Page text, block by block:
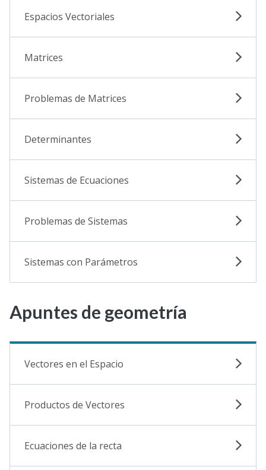
Espacios Vectoriales
Matrices
Problemas de Matrices
Determinantes
Sistemas de Ecuaciones
Problemas de Sistemas
Sistemas con Parámetros
Apuntes de geometría
Vectores en el Espacio
Productos de Vectores
Ecuaciones de la recta